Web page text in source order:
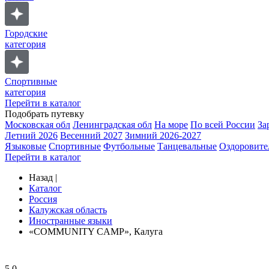
Городские
категория
Спортивные
категория
Перейти в каталог
Подобрать путевку
Московская обл Ленинградская обл На море По всей России
Летний 2026 Весенний 2027 Зимний 2026-2027
Языковые Спортивные Футбольные Танцевальные
Перейти в каталог
Назад |
Каталог
Россия
Калужская область
Иностранные языки
«COMMUNITY CAMP», Калуга